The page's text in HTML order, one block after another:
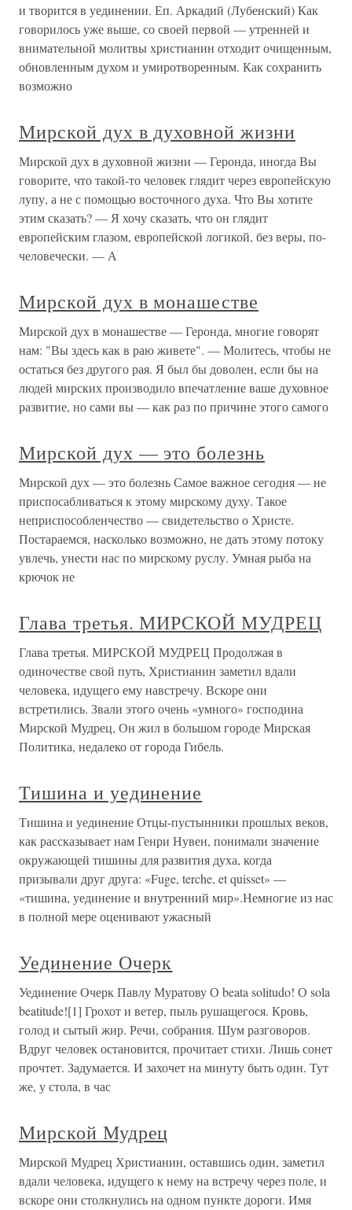
и творится в уединении. Еп. Аркадий (Лубенский) Как
говорилось уже выше, со своей первой — утренней и
внимательной молитвы христианин отходит очищенным,
обновленным духом и умиротворенным. Как сохранить
возможно
Мирской дух в духовной жизни
Мирской дух в духовной жизни — Геронда, иногда Вы
говорите, что такой-то человек глядит через европейскую
лупу, а не с помощью восточного духа. Что Вы хотите
этим сказать? — Я хочу сказать, что он глядит
европейским глазом, европейской логикой, без веры, по-
человечески. — А
Мирской дух в монашестве
Мирской дух в монашестве — Геронда, многие говорят
нам: "Вы здесь как в раю живете". — Молитесь, чтобы не
остаться без другого рая. Я был бы доволен, если бы на
людей мирских производило впечатление ваше духовное
развитие, но сами вы — как раз по причине этого самого
Мирской дух — это болезнь
Мирской дух — это болезнь Самое важное сегодня — не
приспосабливаться к этому мирскому духу. Такое
неприспособленчество — свидетельство о Христе.
Постараемся, насколько возможно, не дать этому потоку
увлечь, унести нас по мирскому руслу. Умная рыба на
крючок не
Глава третья. МИРСКОЙ МУДРЕЦ
Глава третья. МИРСКОЙ МУДРЕЦ Продолжая в
одиночестве свой путь, Христианин заметил вдали
человека, идущего ему навстречу. Вскоре они
встретились. Звали этого очень «умного» господина
Мирской Мудрец, Он жил в большом городе Мирская
Политика, недалеко от города Гибель.
Тишина и уединение
Тишина и уединение Отцы-пустынники прошлых веков,
как рассказывает нам Генри Нувен, понимали значение
окружающей тишины для развития духа, когда
призывали друг друга: «Fuge, terche, et quisset» —
«тишина, уединение и внутренний мир».Немногие из нас
в полной мере оценивают ужасный
Уединение Очерк
Уединение Очерк Павлу Муратову О beata solitudo! О sola
beatitude![1] Грохот и ветер, пыль рушащегося. Кровь,
голод и сытый жир. Речи, собрания. Шум разговоров.
Вдруг человек остановится, прочитает стихи. Лишь сонет
прочтет. Задумается. И захочет на минуту быть один. Тут
же, у стола, в час
Мирской Мудрец
Мирской Мудрец Христианин, оставшись один, заметил
вдали человека, идущего к нему на встречу через поле, и
вскоре они столкнулись на одном пункте дороги. Имя